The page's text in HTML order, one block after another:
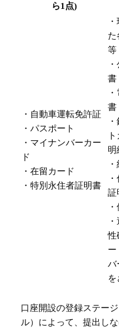
ら1点)
・自動車運転免許証
・パスポート
・マイナンバーカー
ド
・在留カード
・特別永住者証明書
等
書
書
明
証
性
ー
バ
を
口座開設の登録ステー
ル）によって、提出し